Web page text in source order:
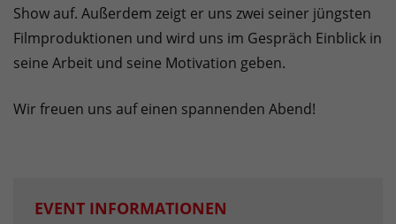
Show auf. Außerdem zeigt er uns zwei seiner jüngsten
Filmproduktionen und wird uns im Gespräch Einblick in
seine Arbeit und seine Motivation geben.
Wir freuen uns auf einen spannenden Abend!
EVENT INFORMATIONEN